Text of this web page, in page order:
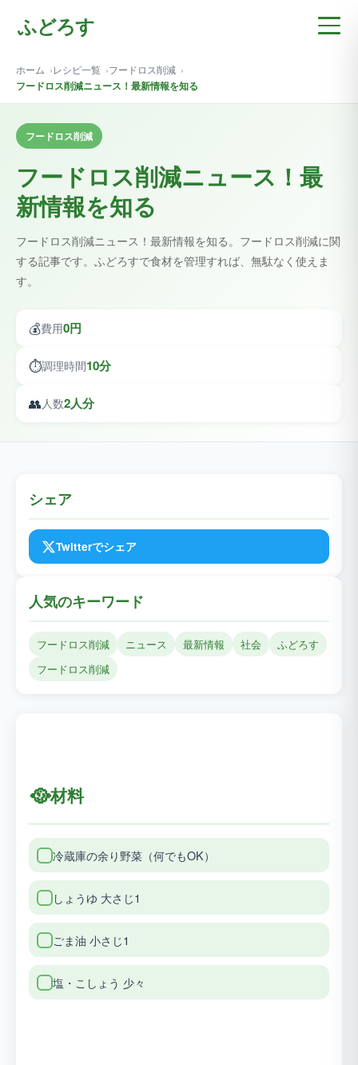
ふどろす
ホーム レシピ一覧 フードロス削減
フードロス削減ニュース！最新情報を知る
フードロス削減
フードロス削減ニュース！最
新情報を知る
フードロス削減ニュース！最新情報を知る。フードロス削減に関
する記事です。ふどろすで食材を管理すれば、無駄なく使えま
す。
💰費用0円
⏱️調理時間10分
👥人数2人分
🥘材料
冷蔵庫の余り野菜（何でもOK）
しょうゆ 大さじ1
ごま油 小さじ1
塩・こしょう 少々
シェア
Twitterでシェア
人気のキーワード
フードロス削減 ニュース 最新情報 社会
ふどろす
フードロス削減